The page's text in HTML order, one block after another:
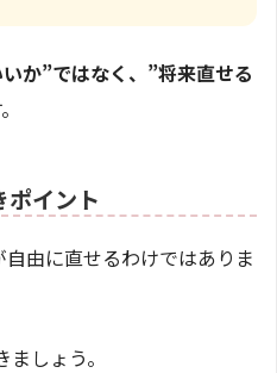
か”ではなく、”将来直せる
ポイント
由に直せるわけではありま
しょう。